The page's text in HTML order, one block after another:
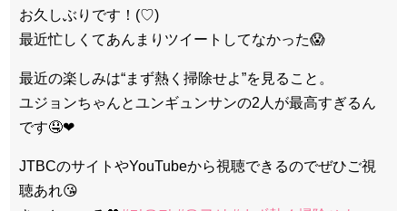
お久しぶりです！(♡)
最近忙しくてあんまりツイートしてなかった😱
最近の楽しみは“まず熱く掃除せよ”を見ること。
ユジョンちゃんとユンギュンサンの2人が最高すぎるん
です🤤❤︎
JTBCのサイトやYouTubeから視聴できるのでぜひご視
聴あれ😘